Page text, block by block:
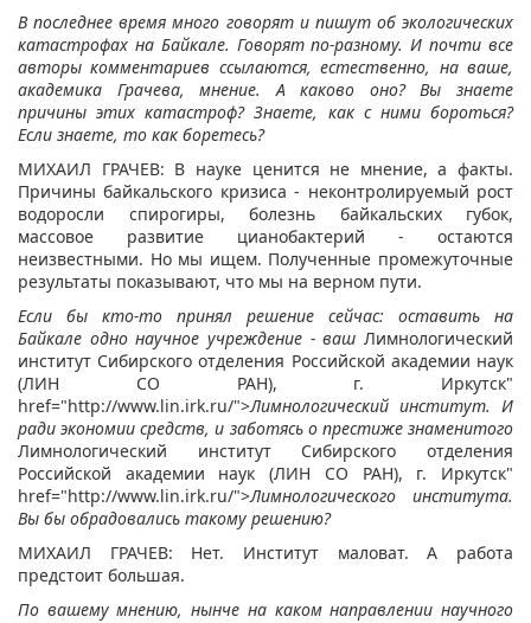
В последнее время много говорят и пишут об экологических
катастрофах на Байкале. Говорят по-разному. И почти все
авторы комментариев ссылаются, естественно, на ваше,
академика Грачева, мнение. А каково оно? Вы знаете
причины этих катастроф? Знаете, как с ними бороться?
Если знаете, то как боретесь?
МИХАИЛ ГРАЧЕВ: В науке ценится не мнение, а факты.
Причины байкальского кризиса - неконтролируемый рост
водоросли спирогиры, болезнь байкальских губок,
массовое развитие цианобактерий - остаются
неизвестными. Но мы ищем. Полученные промежуточные
результаты показывают, что мы на верном пути.
Если бы кто-то принял решение сейчас: оставить на
Байкале одно научное учреждение - ваш Лимнологический
институт Сибирского отделения Российской академии наук
(ЛИН СО РАН), г. Иркутск"
href="http://www.lin.irk.ru/">Лимнологический институт. И
ради экономии средств, и заботясь о престиже знаменитого
Лимнологический институт Сибирского отделения
Российской академии наук (ЛИН СО РАН), г. Иркутск"
href="http://www.lin.irk.ru/">Лимнологического института.
Вы бы обрадовались такому решению?
МИХАИЛ ГРАЧЕВ: Нет. Институт маловат. А работа
предстоит большая.
По вашему мнению, нынче на каком направлении научного